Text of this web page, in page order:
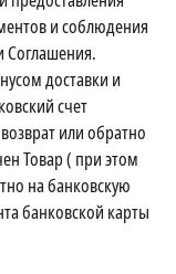
и соблюдения
Соглашения.
доставки и
счет
или обратно
Товар ( при этом
на банковскую
банковской карты